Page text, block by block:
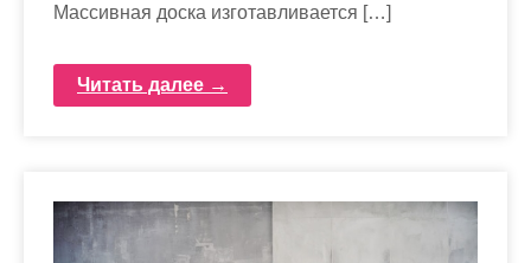
Массивная доска изготавливается […]
Читать далее →